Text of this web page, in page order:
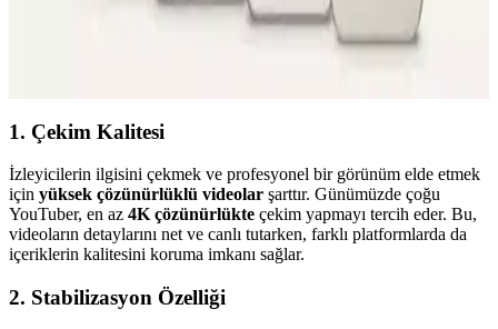
Google Pixel 11, önceki modellere benzer tasarımıyla dikkat
çekiyor. Kamera çubuğu tamamen siyah renkte ve ekran çerçevesi
hafif küçültüldü. Yeni Tensor işlemci performans ve yapay zeka
1. Çekim Kalitesi
İzleyicilerin ilgisini çekmek ve profesyonel bir görünüm elde etmek
için yüksek çözünürlüklü videolar şarttır. Günümüzde çoğu
YouTuber, en az 4K çözünürlükte çekim yapmayı tercih eder. Bu,
videoların detaylarını net ve canlı tutarken, farklı platformlarda da
içeriklerin kalitesini koruma imkanı sağlar.
2. Stabilizasyon Özelliği